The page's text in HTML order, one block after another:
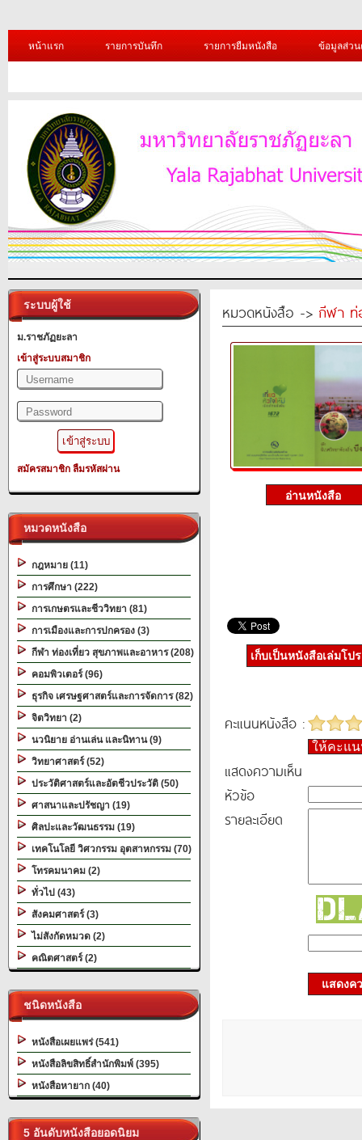
หน้าแรก รายการบันทึก รายการยืมหนังสือ ข้อมูลส่ว
ระบบผู้ใช้
ม.ราชภัฏยะลา
เข้าสู่ระบบสมาชิก
สมัครสมาชิก ลืมรหัสผ่าน
หมวดหนังสือ
กฎหมาย (11)
การศึกษา (222)
การเกษตรและชีววิทยา (81)
การเมืองและการปกครอง (3)
กีฬา ท่องเที่ยว สุขภาพและอาหาร (208)
คอมพิวเตอร์ (96)
ธุรกิจ เศรษฐศาสตร์และการจัดการ (82)
จิตวิทยา (2)
นวนิยาย อ่านเล่น และนิทาน (9)
วิทยาศาสตร์ (52)
ประวัติศาสตร์และอัตชีวประวัติ (50)
ศาสนาและปรัชญา (19)
ศิลปะและวัฒนธรรม (19)
เทคโนโลยี วิศวกรรม อุตสาหกรรม (70)
โทรคมนาคม (2)
ทั่วไป (43)
สังคมศาสตร์ (3)
ไม่สังกัดหมวด (2)
คณิตศาสตร์ (2)
ชนิดหนังสือ
หนังสือเผยแพร่ (541)
หนังสือลิขสิทธิ์สำนักพิมพ์ (395)
หนังสือหายาก (40)
5 อันดับหนังสือยอดนิยม
หมวดหนังสือ -> กีฬา ท่
เก็บเป็นหนังสือเล่มโป
คะแนนหนังสือ :
ให้คะแ
แสดงความเห็น
หัวข้อ
รายละเอียด
แสดงค